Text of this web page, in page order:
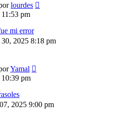
lourdes
pm
mi error
2025 8:18 pm
Yamal
10:39 pm
2025 9:00 pm